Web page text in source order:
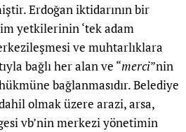
Erdoğan iktidarının bir
yetkilerinin ‘tek adam
ve muhtarlıklara
bağlı her alan ve “merci”nin
bağlanmasıdır. Belediye
olmak üzere arazi, arsa,
vb’nin merkezi yönetimin